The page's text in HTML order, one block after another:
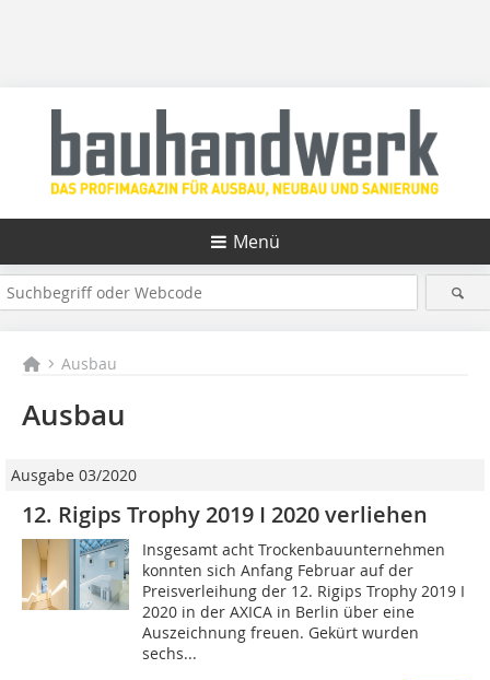
Menü
Ausbau
Ausbau
Ausgabe 03/2020
12. Rigips Trophy 2019 I 2020 verliehen
Insgesamt acht Trockenbauunternehmen
konnten sich Anfang Februar auf der
Preisverleihung der 12. Rigips Trophy 2019 I
2020 in der AXICA in Berlin über eine
Auszeichnung freuen. Gekürt wurden
sechs...